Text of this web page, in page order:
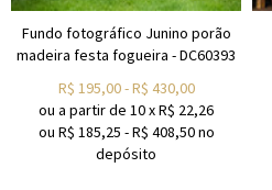
Fundo fotográfico Junino porão
madeira festa fogueira - DC60393
R$ 195,00-R$ 430,00
ou a partir de 10xR$ 22,26
ou R$ 185,25 -R$ 408,50no
depósito